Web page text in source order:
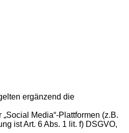
ergänzend die
Media“-Plattformen (z.B.
ist Art. 6 Abs. 1 lit. f) DSGVO,